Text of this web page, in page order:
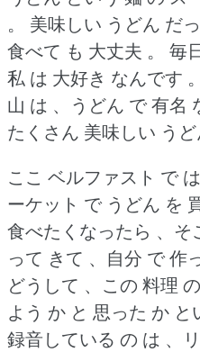
。
美味しい うどん だ
食べて も 大丈夫 。
毎
私 は 大好き なんです 。
山 は 、うどん で 有名
たくさん 美味しい うど
ここ ベルファスト で
ーケット で うどん を
食べたくなったら 、そ
って きて 、自分 で 作
どうして 、この 料理
よう か と 思った か
録音している の は 、